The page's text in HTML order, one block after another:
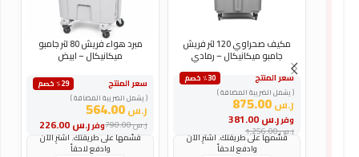
مكيف صحراوي 120 لتر فريش
جامبو ميكانيكال – رمادي
سعر المنتج
٪30 خصم
( يشمل الضريبة المضافة )
ر.س875.00
وفرر.س
ر.س1,256.00
قسّمها على طريقتك. اشترِ الآن
وادفع لاحقاً
مبرد هواء فريش 80 لتر جامبو
ميكانيكال – ابيض
سعر المنتج
٪29 خصم
( يشمل الضريبة المضافة )
ر.س564.00
وفرر.س ر.س790.00
قسّمها على طريقتك. اشترِ الآن
وادفع لاحقاً